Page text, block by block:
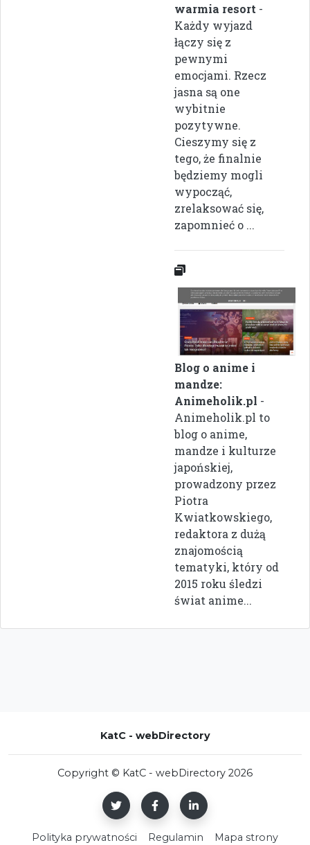
warmia resort -
Każdy wyjazd
łączy się z
pewnymi
emocjami. Rzecz
jasna są one
wybitnie
pozytywne.
Cieszymy się z
tego, że finalnie
będziemy mogli
wypocząć,
zrelaksować się,
zapomnieć o ...
Blog o anime i
mandze:
Animeholik.pl -
Animeholik.pl to
blog o anime,
mandze i kulturze
japońskiej,
prowadzony przez
Piotra
Kwiatkowskiego,
redaktora z dużą
znajomością
tematyki, który od
2015 roku śledzi
świat anime...
KatC - webDirectory
Copyright © KatC - webDirectory 2026
Polityka prywatności Regulamin Mapa strony